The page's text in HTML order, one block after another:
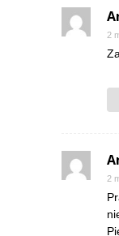
2
2